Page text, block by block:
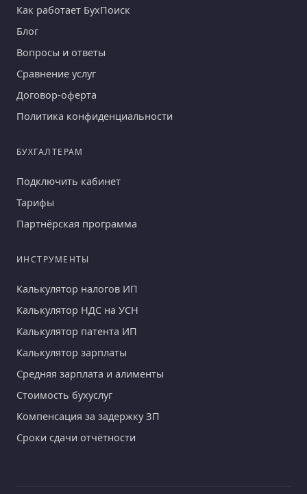
Как работает БухПоиск
Блог
Вопросы и ответы
Сравнение услуг
Договор-оферта
Политика конфиденциальности
БУХГАЛТЕРАМ
Подключить кабинет
Тарифы
Партнёрская программа
ИНСТРУМЕНТЫ
Калькулятор налогов ИП
Калькулятор НДС на УСН
Калькулятор патента ИП
Калькулятор зарплаты
Средняя зарплата и алименты
Стоимость бухуслуг
Компенсация за задержку ЗП
Сроки сдачи отчётности